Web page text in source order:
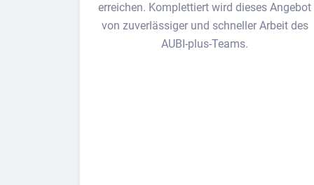
erreichen. Komplettiert wird dieses Angebot
von zuverlässiger und schneller Arbeit des
AUBI-plus-Teams.